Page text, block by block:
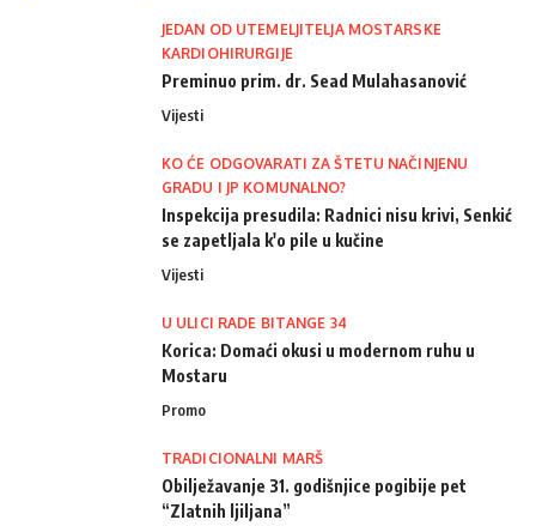
JEDAN OD UTEMELJITELJA MOSTARSKE
KARDIOHIRURGIJE
Preminuo prim. dr. Sead Mulahasanović
Vijesti
KO ĆE ODGOVARATI ZA ŠTETU NAČINJENU
GRADU I JP KOMUNALNO?
Inspekcija presudila: Radnici nisu krivi, Senkić
se zapetljala k'o pile u kučine
Vijesti
U ULICI RADE BITANGE 34
Korica: Domaći okusi u modernom ruhu u
Mostaru
Promo
TRADICIONALNI MARŠ
Obilježavanje 31. godišnjice pogibije pet
“Zlatnih ljiljana”